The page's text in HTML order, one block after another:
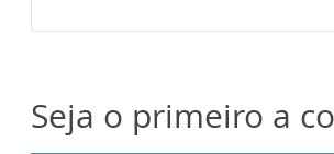
Seja o primeiro a